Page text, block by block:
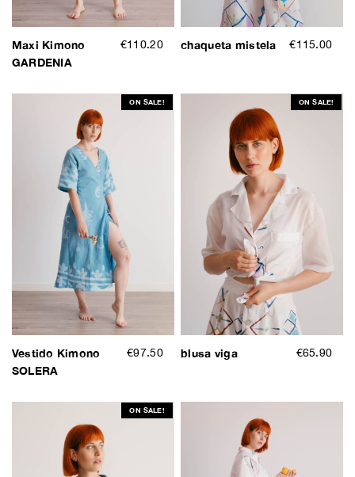
Maxi Kimono
GARDENIA
€110.20 chaqueta mistela €115.00
ON SALE!
Vestido Kimono
SOLERA
€97.50
ON SALE!
blusa viga €65.90
ON SALE!